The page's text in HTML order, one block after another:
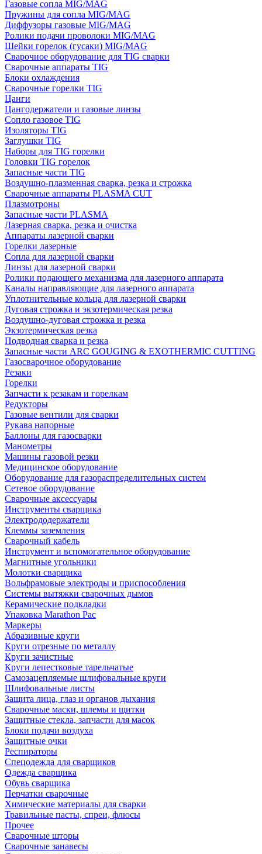
Газовые сопла MIG/MAG
Пружины для сопла MIG/MAG
Диффузоры газовые MIG/MAG
Ролики подачи проволоки MIG/MAG
Шейки горелок (гусаки) MIG/MAG
Сварочное оборудование для TIG сварки
Сварочные аппараты TIG
Блоки охлаждения
Сварочные горелки TIG
Цанги
Цангодержатели и газовые линзы
Сопло газовое TIG
Изоляторы TIG
Заглушки TIG
Наборы для TIG горелки
Головки TIG горелок
Запасные части TIG
Воздушно-плазменная сварка, резка и строжка
Сварочные аппараты PLASMA CUT
Плазмотроны
Запасные части PLASMA
Лазерная сварка, резка и очистка
Аппараты лазерной сварки
Горелки лазерные
Сопла для лазерной сварки
Линзы для лазерной сварки
Ролики подающего механизма для лазерного аппарата
Каналы направляющие для лазерного аппарата
Уплотнительные кольца для лазерной сварки
Дуговая строжка и экзотермическая резка
Воздушно-дуговая строжка и резка
Экзотермическая резка
Подводная сварка и резка
Запасные части ARC GOUGING & EXOTHERMIC CUTTING
Газосварочное оборудование
Резаки
Горелки
Запчасти к резакам и горелкам
Редукторы
Газовые вентили для сварки
Рукава напорные
Баллоны для газосварки
Манометры
Машины газовой резки
Медицинское оборудование
Оборудование для газораспределительных систем
Сетевое оборудование
Сварочные аксессуары
Инструменты сварщика
Электрододержатели
Клеммы заземления
Сварочный кабель
Инструмент и вспомогательное оборудование
Магнитные угольники
Молотки сварщика
Вольфрамовые электроды и приспособления
Системы вытяжки сварочных дымов
Керамические подкладки
Упаковка Marathon Pac
Маркеры
Абразивные круги
Круги отрезные по металлу
Круги зачистные
Круги лепестковые тарельчатые
Самозацепляемые шлифовальные круги
Шлифовальные листы
Защита лица, глаз и органов дыхания
Сварочные маски, шлемы и щитки
Защитные стекла, запчасти для масок
Блоки подачи воздуха
Защитные очки
Респираторы
Спецодежда для сварщиков
Одежда сварщика
Обувь сварщика
Перчатки сварочные
Химические материалы для сварки
Травильные пасты, спреи, флюсы
Прочее
Сварочные шторы
Сварочные занавесы